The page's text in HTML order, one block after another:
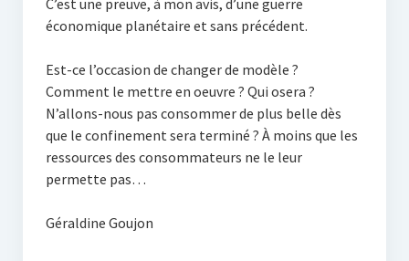
C’est une preuve, à mon avis, d’une guerre
économique planétaire et sans précédent.
Est-ce l’occasion de changer de modèle ?
Comment le mettre en oeuvre ? Qui osera ?
N’allons-nous pas consommer de plus belle dès
que le confinement sera terminé ? À moins que les
ressources des consommateurs ne le leur
permette pas…
Géraldine Goujon